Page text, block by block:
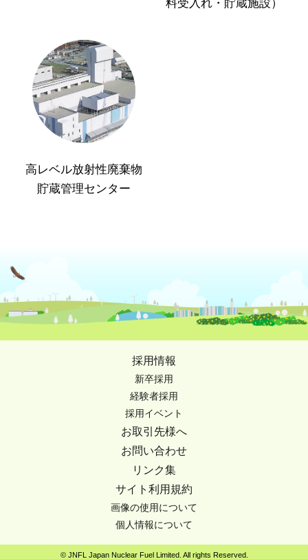
料受入れ・貯蔵施設）
高レベル放射性廃棄物
貯蔵管理センター
採用情報
新卒採用
経験者採用
採用イベント
お取引先様へ
お問い合わせ
リンク集
サイト利用規約
画像の使用について
個人情報について
© JNFL Japan Nuclear Fuel Limited. All rights Reserved.